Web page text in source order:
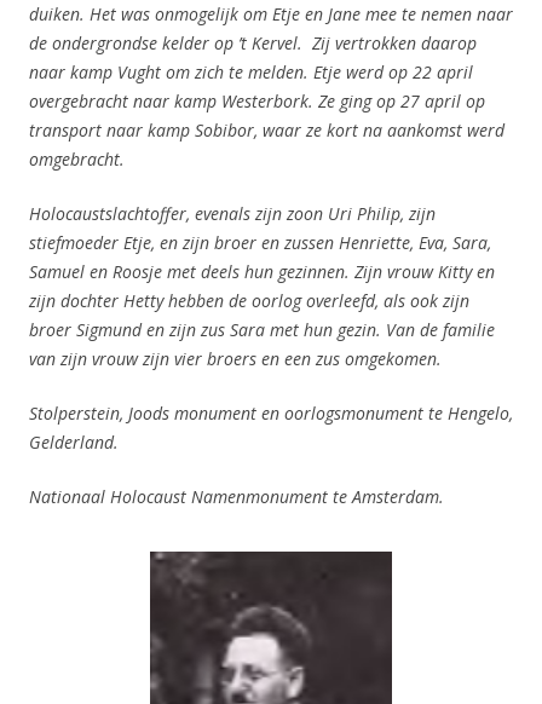
duiken. Het was onmogelijk om Etje en Jane mee te nemen naar
de ondergrondse kelder op ’t Kervel. Zij vertrokken daarop
naar kamp Vught om zich te melden. Etje werd op 22 april
overgebracht naar kamp Westerbork. Ze ging op 27 april op
transport naar kamp Sobibor, waar ze kort na aankomst werd
omgebracht.
Holocaustslachtoffer, evenals zijn zoon Uri Philip, zijn
stiefmoeder Etje, en zijn broer en zussen Henriette, Eva, Sara,
Samuel en Roosje met deels hun gezinnen. Zijn vrouw Kitty en
zijn dochter Hetty hebben de oorlog overleefd, als ook zijn
broer Sigmund en zijn zus Sara met hun gezin. Van de familie
van zijn vrouw zijn vier broers en een zus omgekomen.
Stolperstein, Joods monument en oorlogsmonument te Hengelo,
Gelderland.
Nationaal Holocaust Namenmonument te Amsterdam.